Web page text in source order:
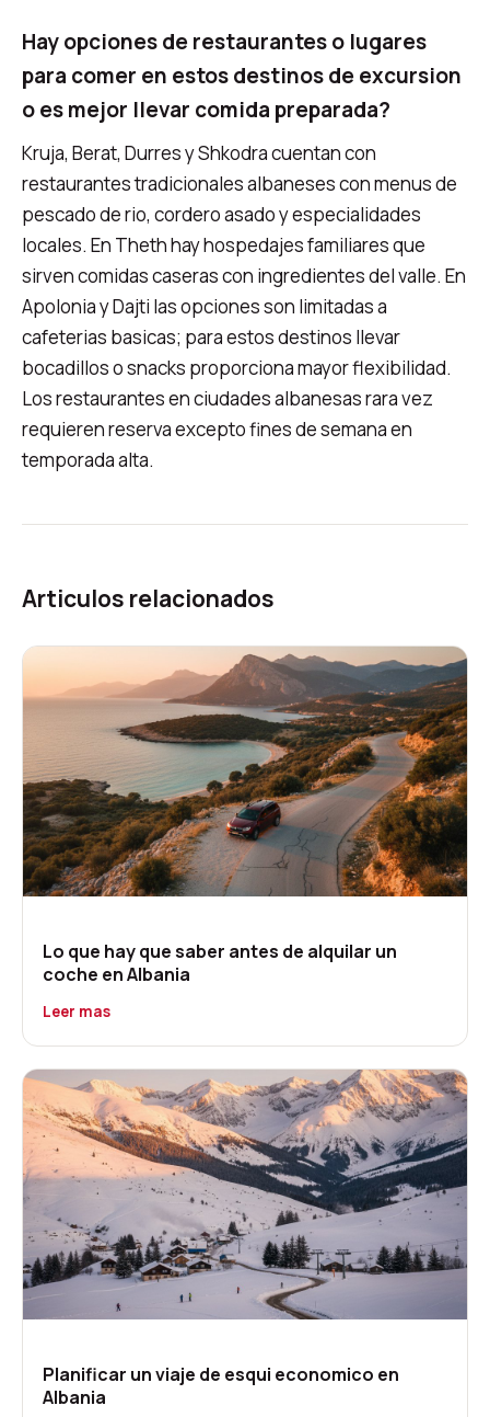
Hay opciones de restaurantes o lugares
para comer en estos destinos de excursion
o es mejor llevar comida preparada?
Kruja, Berat, Durres y Shkodra cuentan con
restaurantes tradicionales albaneses con menus de
pescado de rio, cordero asado y especialidades
locales. En Theth hay hospedajes familiares que
sirven comidas caseras con ingredientes del valle. En
Apolonia y Dajti las opciones son limitadas a
cafeterias basicas; para estos destinos llevar
bocadillos o snacks proporciona mayor flexibilidad.
Los restaurantes en ciudades albanesas rara vez
requieren reserva excepto fines de semana en
temporada alta.
Articulos relacionados
Lo que hay que saber antes de alquilar un
coche en Albania
Leer mas
Planificar un viaje de esqui economico en
Albania